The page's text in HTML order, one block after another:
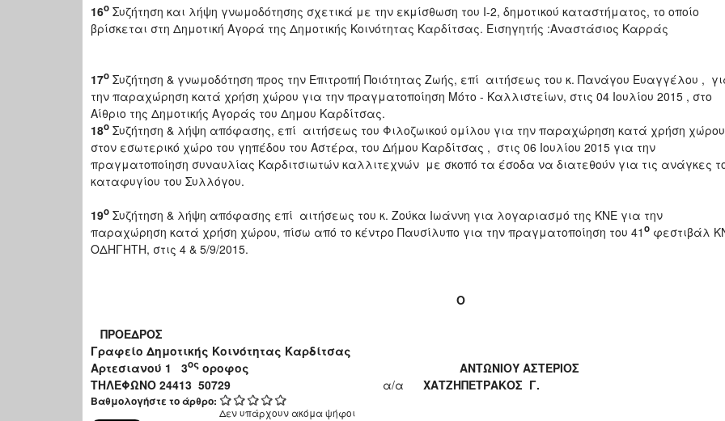
16o Συζήτηση και λήψη γνωμοδότησης σχετικά με την εκμίσθωση του Ι-2, δημοτικού καταστήματος, το οποίο
βρίσκεται στη Δημοτική Αγορά της Δημοτικής Κοινότητας Καρδίτσας. Εισηγητής :Αναστάσιος Καρράς
17o Συζήτηση & γνωμοδότηση προς την Επιτροπή Ποιότητας Ζωής, επί αιτήσεως του κ. Πανάγου Ευαγγέλου ,
την παραχώρηση κατά χρήση χώρου για την πραγματοποίηση Μότο - Καλλιστείων, στις 04 Ιουλίου 2015 , στο
Αίθριο της Δημοτικής Αγοράς του Δημου Καρδίτσας.
18o Συζήτηση & λήψη απόφασης, επί αιτήσεως του Φιλοζωικού ομίλου για την παραχώρηση κατά χρήση
στον εσωτερικό χώρο του γηπέδου του Αστέρα, του Δήμου Καρδίτσας , στις 06 Ιουλίου 2015 για την
πραγματοποίηση συναυλίας Καρδιτσιωτών καλλιτεχνών με σκοπό τα έσοδα να διατεθούν για τις ανάγκες
καταφυγίου του Συλλόγου.
19o Συζήτηση & λήψη απόφασης επί αιτήσεως του κ. Ζούκα Ιωάννη για λογαριασμό της ΚΝΕ για την
παραχώρηση κατά χρήση χώρου, πίσω από το κέντρο Παυσίλυπο για την πραγματοποίηση του 41ο φεστιβάλ
ΟΔΗΓΗΤΗ, στις 4 & 5/9/2015.
O
ΠΡΟΕΔΡΟΣ
Γραφείο Δημοτικής Κοινότητας Καρδίτσας
Αρτεσιανού 1 3ος οροφος ΑΝΤΩΝΙΟΥ ΑΣΤΕΡΙΟΣ
ΤHΛΕΦΩΝΟ 24413 50729 α/α ΧΑΤΖΗΠΕΤΡΑΚΟΣ Γ.
Βαθμολογήστε το άρθρο:
Δεν υπάρχουν ακόμα ψήφοι